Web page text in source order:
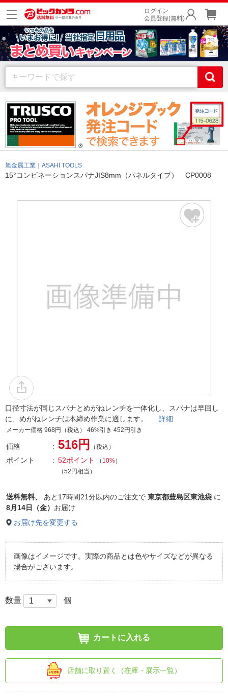
ログイン
会員登録(無料)
旭金属工業｜ASAHI TOOLS
15°コンビネーションスパナJIS8mm（パネルタイプ） CP0008
口径寸法が同じスパナとめがねレンチを一体化し、スパナは早回し
に、めがねレンチは本締め作業に適します。 詳細
メーカー価格 968円（税込） 46%引き 452円引き
価格 516円 （税込）
ポイント 52ポイント （ 10%）
（52円相当）
送料無料、 あと 17時間21分以内のご注文で 東京都豊島区東池袋 に
8月14日（金） お届け
お届け先を変更する
画像はイメージです。実際の商品とは色やサイズなどが異なる
場合がございます。
数量 個
カートに入れる
店舗に取り置く（在庫・展示一覧）